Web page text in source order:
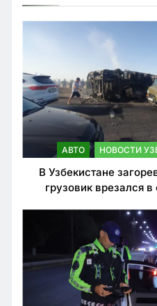
АВТО НОВОСТИ
В Узбекистане
грузовик врезался